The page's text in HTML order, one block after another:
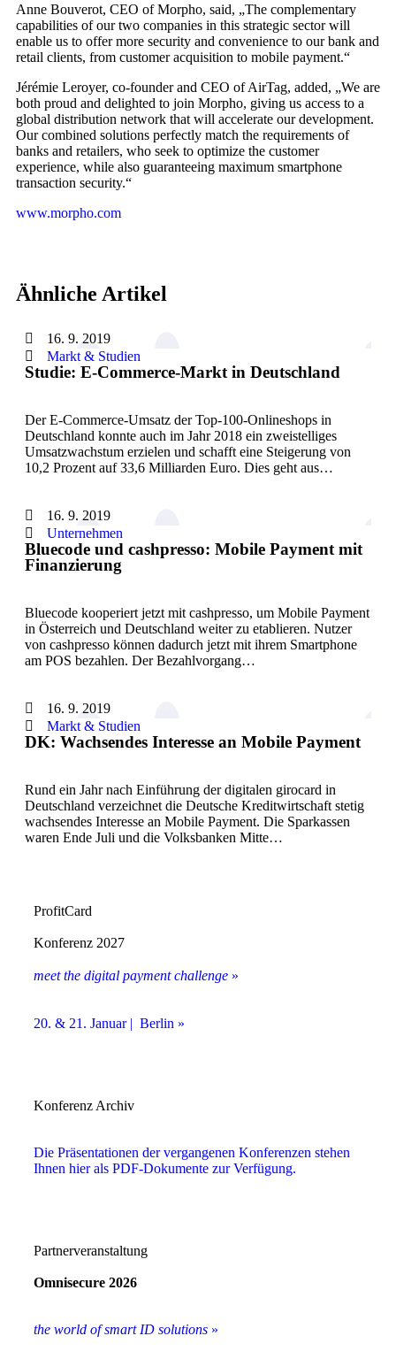
Anne Bouverot, CEO of Morpho, said, „The complementary
capabilities of our two companies in this strategic sector will
enable us to offer more security and convenience to our bank and
retail clients, from customer acquisition to mobile payment.“
Jérémie Leroyer, co-founder and CEO of AirTag, added, „We are
both proud and delighted to join Morpho, giving us access to a
global distribution network that will accelerate our development.
Our combined solutions perfectly match the requirements of
banks and retailers, who seek to optimize the customer
experience, while also guaranteeing maximum smartphone
transaction security.“
www.morpho.com
Ähnliche Artikel
16. 9. 2019
Markt & Studien
Studie: E-Commerce-Markt in Deutschland
Der E-Commerce-Umsatz der Top-100-Onlineshops in
Deutschland konnte auch im Jahr 2018 ein zweistelliges
Umsatzwachstum erzielen und schafft eine Steigerung von
10,2 Prozent auf 33,6 Milliarden Euro. Dies geht aus…
16. 9. 2019
Unternehmen
Bluecode und cashpresso: Mobile Payment mit
Finanzierung
Bluecode kooperiert jetzt mit cashpresso, um Mobile Payment
in Österreich und Deutschland weiter zu etablieren. Nutzer
von cashpresso können dadurch jetzt mit ihrem Smartphone
am POS bezahlen. Der Bezahlvorgang…
16. 9. 2019
Markt & Studien
DK: Wachsendes Interesse an Mobile Payment
Rund ein Jahr nach Einführung der digitalen girocard in
Deutschland verzeichnet die Deutsche Kreditwirtschaft stetig
wachsendes Interesse an Mobile Payment. Die Sparkassen
waren Ende Juli und die Volksbanken Mitte…
ProfitCard
Konferenz 2027
meet the digital payment challenge »
20. & 21. Januar | Berlin »
Konferenz Archiv
Die Präsentationen der vergangenen Konferenzen stehen
Ihnen hier als PDF-Dokumente zur Verfügung.
Partnerveranstaltung
Omnisecure 2026
the world of smart ID solutions »